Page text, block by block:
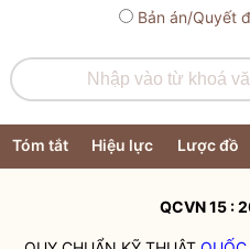
Bản án/Quyết
Tóm tắt Hiệu lực Lược đồ
QCVN 15 :